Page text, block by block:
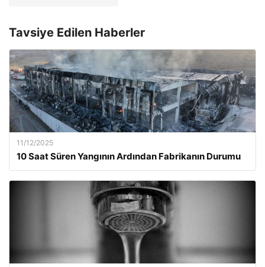
Tavsiye Edilen Haberler
11/12/2025
10 Saat Süren Yangının Ardından Fabrikanın Durumu